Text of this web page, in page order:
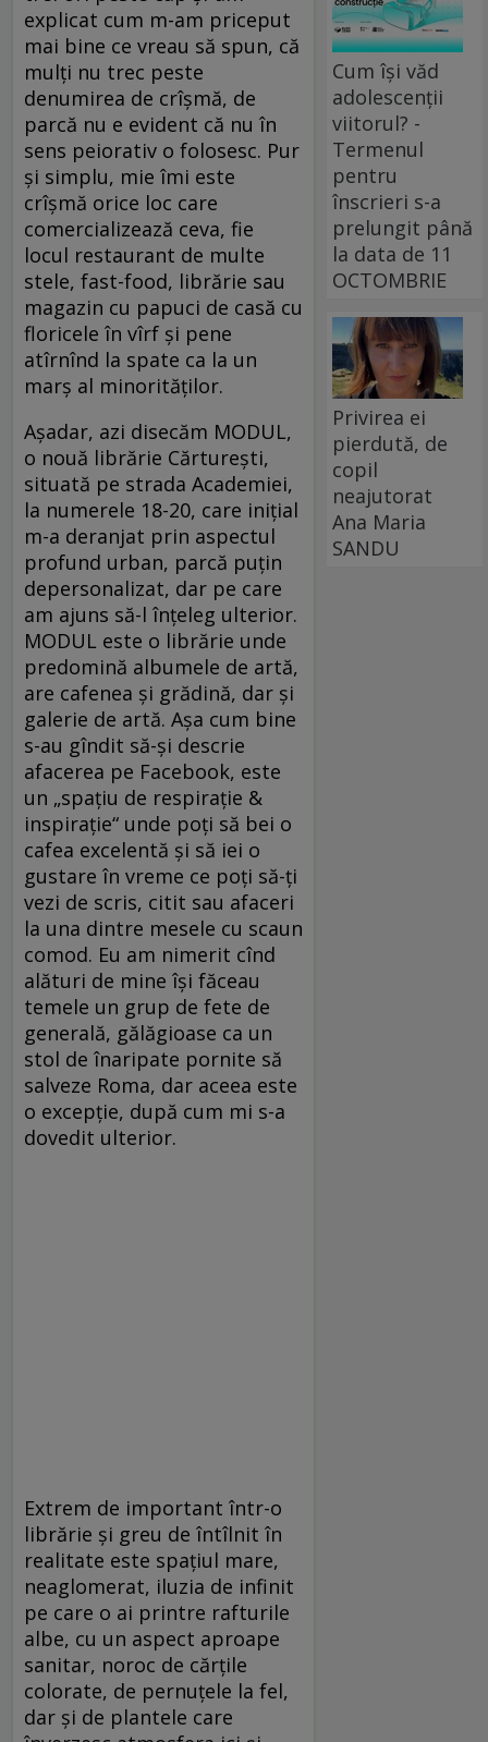
explicat cum m-am priceput
mai bine ce vreau să spun, că
mulți nu trec peste
denumirea de crîșmă, de
parcă nu e evident că nu în
sens peiorativ o folosesc. Pur
și simplu, mie îmi este
crîșmă orice loc care
comercializează ceva, fie
locul restaurant de multe
stele, fast-food, librărie sau
magazin cu papuci de casă cu
floricele în vîrf și pene
atîrnînd la spate ca la un
marș al minorităților.
Așadar, azi disecăm MODUL,
o nouă librărie Cărturești,
situată pe strada Academiei,
la numerele 18-20, care inițial
m-a deranjat prin aspectul
profund urban, parcă puțin
depersonalizat, dar pe care
am ajuns să-l înțeleg ulterior.
MODUL este o librărie unde
predomină albumele de artă,
are cafenea și grădină, dar și
galerie de artă. Așa cum bine
s-au gîndit să-și descrie
afacerea pe Facebook, este
un „spațiu de respirație &
inspirație“ unde poți să bei o
cafea excelentă și să iei o
gustare în vreme ce poți să-ți
vezi de scris, citit sau afaceri
la una dintre mesele cu scaun
comod. Eu am nimerit cînd
alături de mine își făceau
temele un grup de fete de
generală, gălăgioase ca un
stol de înaripate pornite să
salveze Roma, dar aceea este
o excepție, după cum mi s-a
dovedit ulterior.
Extrem de important într-o
librărie și greu de întîlnit în
realitate este spațiul mare,
neaglomerat, iluzia de infinit
pe care o ai printre rafturile
albe, cu un aspect aproape
sanitar, noroc de cărțile
colorate, de pernuțele la fel,
dar și de plantele care
Cum își văd
adolescenții
viitorul? -
Termenul
pentru
înscrieri s-a
prelungit până
la data de 11
OCTOMBRIE
Privirea ei
pierdută, de
copil
neajutorat
Ana Maria
SANDU